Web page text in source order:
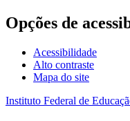
Opções de
Acessibilidade
Alto contraste
Mapa do site
Instituto Federal de